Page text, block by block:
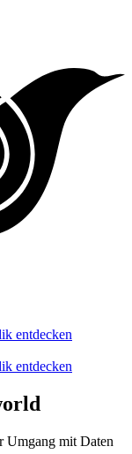
entdecken
entdecken
Umgang mit Daten